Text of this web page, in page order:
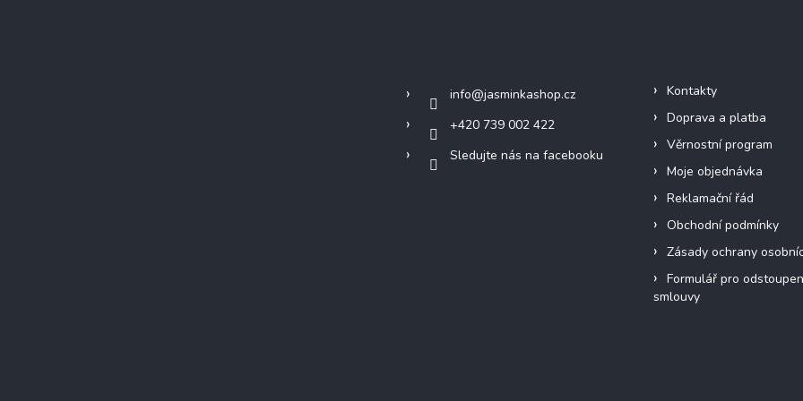
info@jasminkashop.cz
+420 739 002 422
Sledujte nás na facebooku
Kontakty
Doprava a platba
Věrnostní program
Moje objednávka
Reklamační řád
Obchodní podmínky
Zásady ochrany
Formulář pro
smlouvy